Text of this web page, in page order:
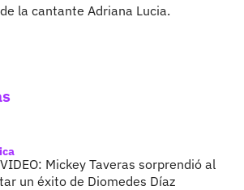
la cantante Adriana Lucia.
VIDEO: Mickey Taveras sorprendió al
un éxito de Diomedes Díaz